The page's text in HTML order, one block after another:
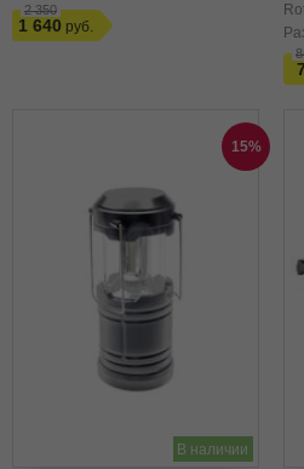
2 350
1 640
15%
В наличии